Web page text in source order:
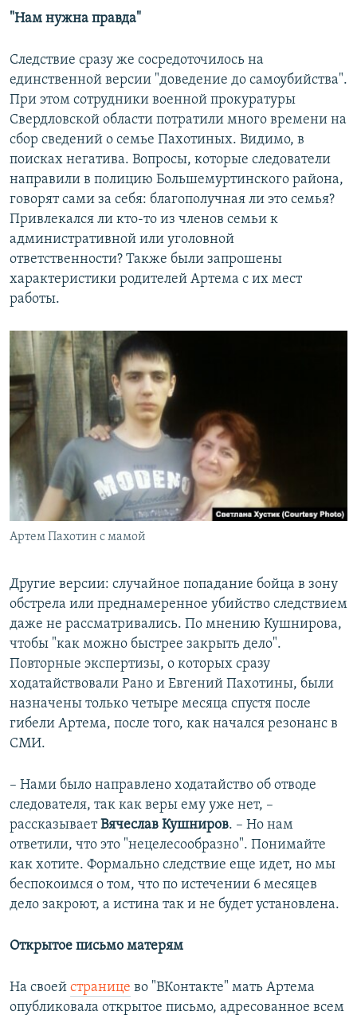
"Нам нужна правда"
Следствие сразу же сосредоточилось на
единственной версии "доведение до самоубийства".
При этом сотрудники военной прокуратуры
Свердловской области потратили много времени на
сбор сведений о семье Пахотиных. Видимо, в
поисках негатива. Вопросы, которые следователи
направили в полицию Большемуртинского района,
говорят сами за себя: благополучная ли это семья?
Привлекался ли кто-то из членов семьи к
административной или уголовной
ответственности? Также были запрошены
характеристики родителей Артема с их мест
работы.
Артем Пахотин с мамой
Другие версии: случайное попадание бойца в зону
обстрела или преднамеренное убийство следствием
даже не рассматривались. По мнению Кушнирова,
чтобы "как можно быстрее закрыть дело".
Повторные экспертизы, о которых сразу
ходатайствовали Рано и Евгений Пахотины, были
назначены только четыре месяца спустя после
гибели Артема, после того, как начался резонанс в
СМИ.
– Нами было направлено ходатайство об отводе
следователя, так как веры ему уже нет, –
рассказываетВячеслав Кушниров. – Но нам
ответили, что это "нецелесообразно". Понимайте
как хотите. Формально следствие еще идет, но мы
беспокоимся о том, что по истечении 6 месяцев
дело закроют, а истина так и не будет установлена.
Открытое письмо матерям
На своей странице во "ВКонтакте" мать Артема
опубликовала открытое письмо, адресованное всем